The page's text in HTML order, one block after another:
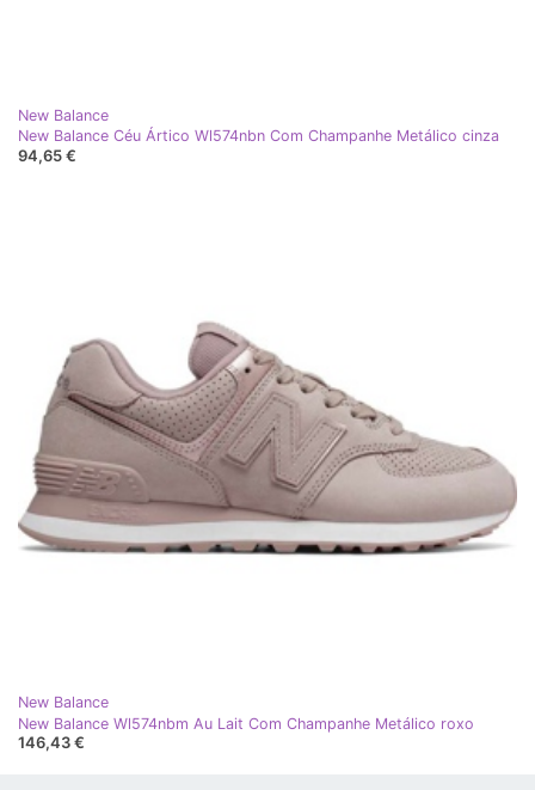
New Balance
New Balance Céu Ártico Wl574nbn Com Champanhe Metálico cinza
94,65 €
New Balance
New Balance Wl574nbm Au Lait Com Champanhe Metálico roxo
146,43 €